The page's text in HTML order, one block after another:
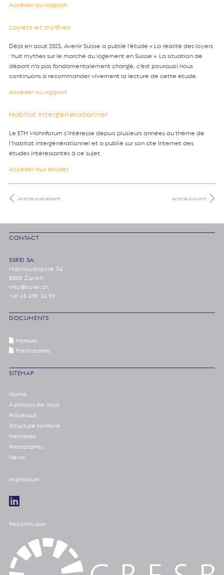
Accéder au rapport
Loyers et mythes
Déjà en août 2023, Avenir Suisse a publié l’étude « La réalité des loyers
: huit mythes sur le marché du logement en Suisse ». La situation de
départ n’a pas fondamentalement changé, c’est pourquoi nous
continuons à recommander vivement la lecture de cette étude.
Accéder au rapport
Habitat intergénérationnel
Le ETH Wohnforum s’intéresse depuis plusieurs années au thème de
l’habitat intergénérationnel et a publié sur son site Internet des
études intéressantes à ce sujet.
Accéder aux études
Article précédent Article suivant
CONTACT
SSREI SA
Mainaustrasse 34
8008 Zurich
info@ssrei.ch
+41 43 499 24 99
DOCUMENTS
Manuel
Prestataires
SITEMAP
Home
À propos de nous
Processus
Structure tarifaire
Membres
Prestataires
News
Impressum
Reconnu par